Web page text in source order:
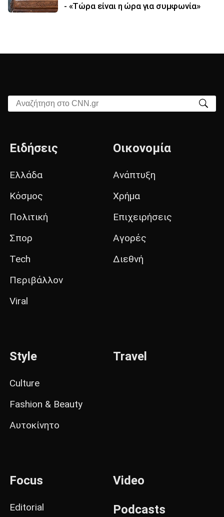
- «Τώρα είναι η ώρα για συμφωνία»
Αναζήτηση στο CNN.gr
Ειδήσεις
Ελλάδα
Κόσμος
Πολιτική
Σπορ
Tech
Περιβάλλον
Viral
Οικονομία
Ανάπτυξη
Χρήμα
Επιχειρήσεις
Αγορές
Διεθνή
Style
Culture
Fashion & Beauty
Αυτοκίνητο
Travel
Focus
Editorial
Video
Podcasts